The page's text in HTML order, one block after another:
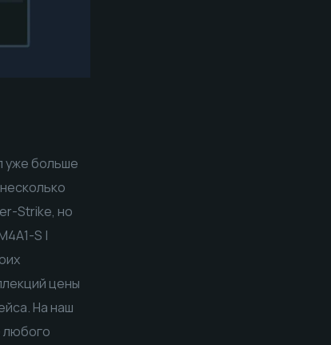
уже больше
Strike, но
S |
цены
На наш
любого